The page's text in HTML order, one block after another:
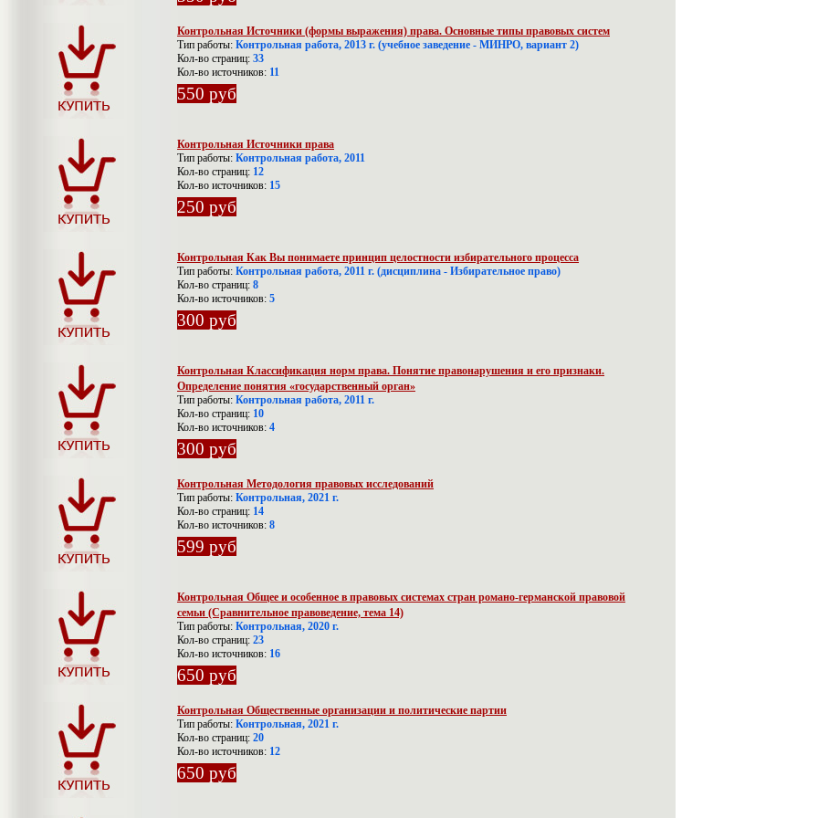
Контрольная Источники (формы выражения) права. Основные типы правовых систем
Тип работы: Контрольная работа, 2013 г. (учебное заведение - МИНРО, вариант 2)
Кол-во страниц: 33
Кол-во источников: 11
550 руб
Контрольная Источники права
Тип работы: Контрольная работа, 2011
Кол-во страниц: 12
Кол-во источников: 15
250 руб
Контрольная Как Вы понимаете принцип целостности избирательного процесса
Тип работы: Контрольная работа, 2011 г. (дисциплина - Избирательное право)
Кол-во страниц: 8
Кол-во источников: 5
300 руб
Контрольная Классификация норм права. Понятие правонарушения и его признаки.
Определение понятия «государственный орган»
Тип работы: Контрольная работа, 2011 г.
Кол-во страниц: 10
Кол-во источников: 4
300 руб
Контрольная Методология правовых исследований
Тип работы: Контрольная, 2021 г.
Кол-во страниц: 14
Кол-во источников: 8
599 руб
Контрольная Общее и особенное в правовых системах стран романо-германской правовой
семьи (Сравнительное правоведение, тема 14)
Тип работы: Контрольная, 2020 г.
Кол-во страниц: 23
Кол-во источников: 16
650 руб
Контрольная Общественные организации и политические партии
Тип работы: Контрольная, 2021 г.
Кол-во страниц: 20
Кол-во источников: 12
650 руб